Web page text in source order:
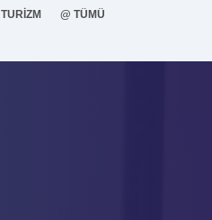
TURİZM @ TÜMÜ